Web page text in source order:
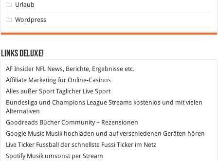
Urlaub
Wordpress
Links DeLuXe!
AF Insider NFL News, Berichte, Ergebnisse etc.
Affiliate Marketing für Online-Casinos
Alles außer Sport Täglicher Live Sport
Bundesliga und Champions League Streams kostenlos und mit vielen
Alternativen
Goodreads Bücher Community + Rezensionen
Google Music Musik hochladen und auf verschiedenen Geräten hören
Live Ticker Fussball
der schnellste Fussi Ticker im Netz
SpotifyMusik umsonst per Stream